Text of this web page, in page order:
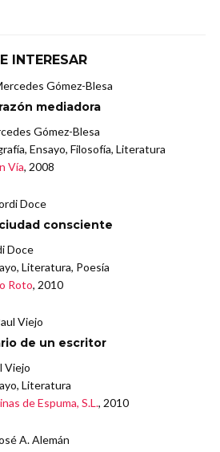
INTERESAR
mediadora
Gómez-Blesa
Ensayo, Filosofía, Literatura
Vía, 2008
consciente
Doce
Literatura, Poesía
Roto, 2010
de un escritor
Viejo
Literatura
de Espuma, S.L., 2010